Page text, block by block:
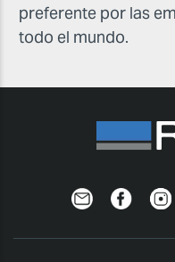
preferente por las
todo el mundo.
NewsletterFacebook